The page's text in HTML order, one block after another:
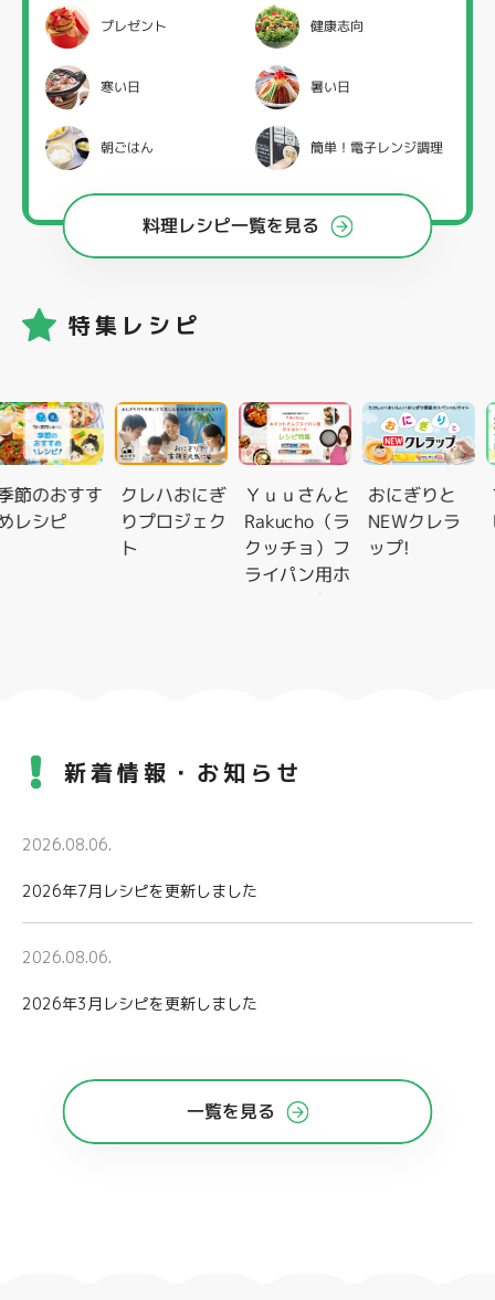
プレゼント 健康志向
寒い日 暑い日
朝ごはん 簡単！電子レンジ調理
料理レシピ一覧を見る
特集レシピ
のおすす
シピ
クレハおにぎ
りプロジェク
ト
Ｙｕｕさんと
Rakucho（ラ
クッチョ）フ
ライパン用ホ
イルシートレ
おにぎりと
NEWクレラ
ップ!
新着情報・お知らせ
2026.08.06.
2026年7月レシピを更新しました
2026.08.06.
2026年3月レシピを更新しました
一覧を見る